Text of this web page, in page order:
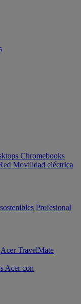
Chromebooks
Movilidad eléctrica
Profesional
Acer TravelMate
Acer con